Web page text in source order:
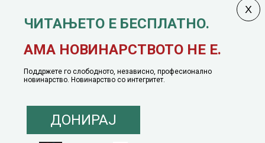
јануари, 1991 година
ЧИТАЊЕТО Е БЕСПЛАТНО.
АМА НОВИНАРСТВОТО НЕ Е.
Поддржете го слободното, независно, професионално
новинарство. Новинарство со интегритет.
ДОНИРАЈ